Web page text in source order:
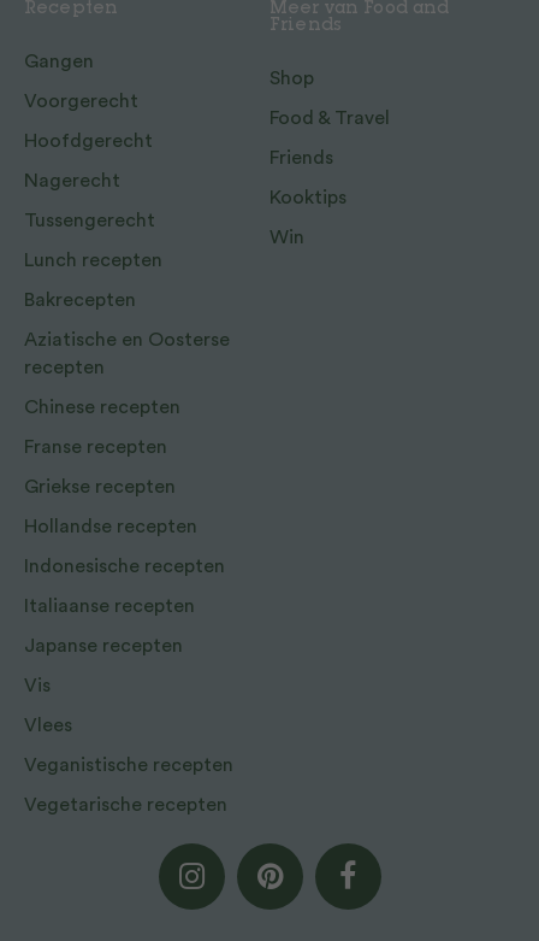
Recepten
Gangen
Voorgerecht
Hoofdgerecht
Nagerecht
Tussengerecht
Lunch recepten
Bakrecepten
Aziatische en Oosterse
recepten
Chinese recepten
Franse recepten
Griekse recepten
Hollandse recepten
Indonesische recepten
Italiaanse recepten
Japanse recepten
Vis
Vlees
Veganistische recepten
Vegetarische recepten
Meer van Food and
Friends
Shop
Food & Travel
Friends
Kooktips
Win